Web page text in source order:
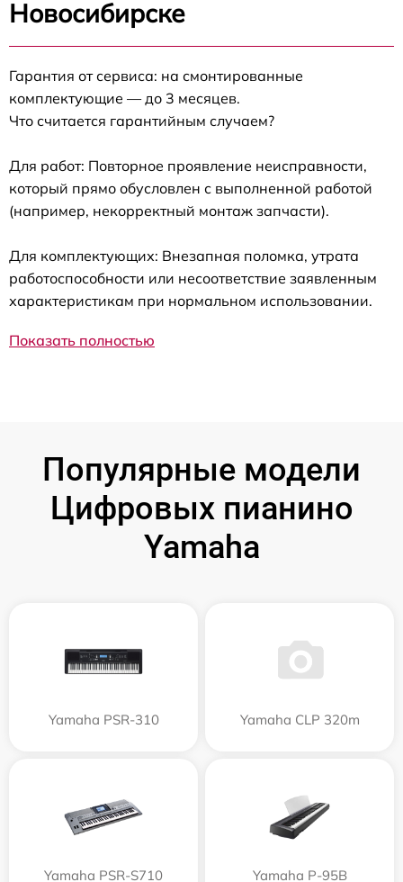
Новосибирске
Гарантия от сервиса: на смонтированные
комплектующие — до 3 месяцев.
Что считается гарантийным случаем?
Для работ: Повторное проявление неисправности,
который прямо обусловлен с выполненной работой
(например, некорректный монтаж запчасти).
Для комплектующих: Внезапная поломка, утрата
работоспособности или несоответствие заявленным
характеристикам при нормальном использовании.
Показать полностью
Популярные модели
Цифровых пианино
Yamaha
Yamaha PSR-310 Yamaha CLP 320m
Yamaha PSR-S710 Yamaha P-95B